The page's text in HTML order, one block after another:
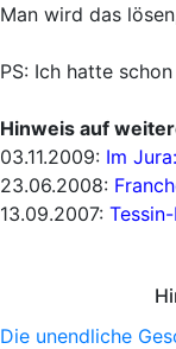
Man wird das
PS: Ich hatte
Hinweis auf
03.11.2009: Im
23.06.2008:
13.09.2007:
Die unendliche